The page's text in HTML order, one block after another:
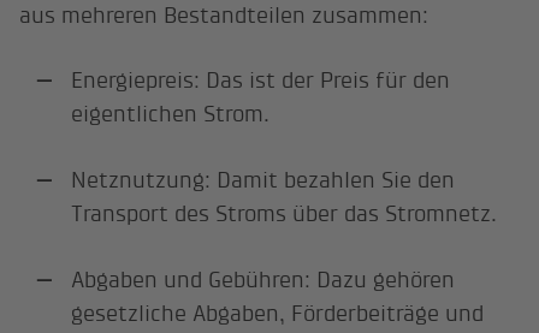
aus mehreren Bestandteilen zusammen:
Energiepreis: Das ist der Preis für den
eigentlichen Strom.
Netznutzung: Damit bezahlen Sie den
Transport des Stroms über das Stromnetz.
Abgaben und Gebühren: Dazu gehören
gesetzliche Abgaben, Förderbeiträge und